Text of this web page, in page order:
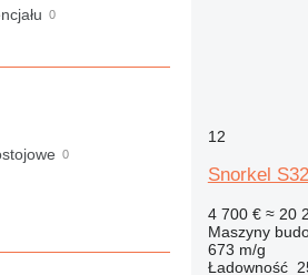
12
Snorkel
4 700 € ≈ 20
Maszyny
673 m/g
Ładowność